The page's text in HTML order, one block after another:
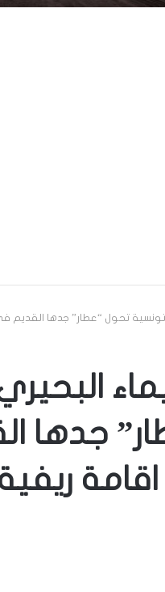
تحول “عطار” جدها القديم
جدها